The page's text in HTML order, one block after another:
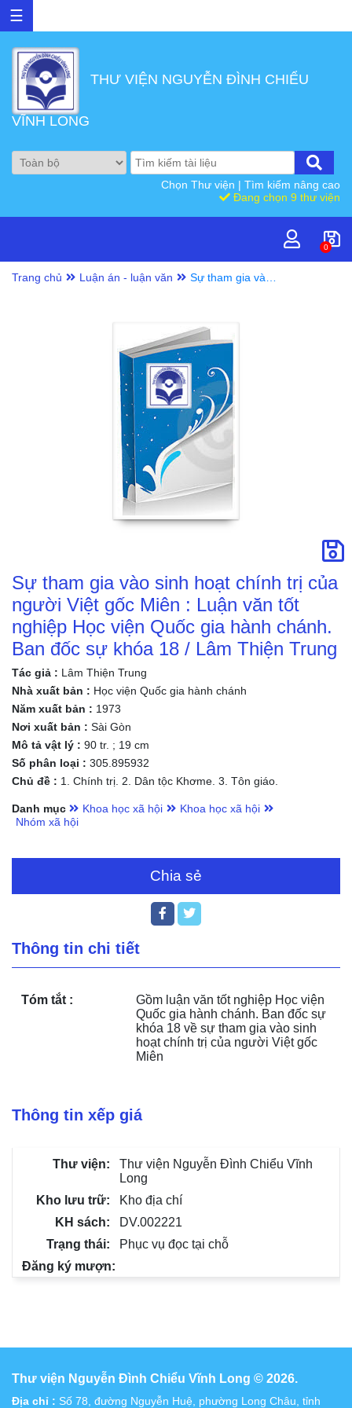
☰
THƯ VIỆN NGUYỄN ĐÌNH CHIỂU
VĨNH LONG
Chọn Thư viện | Tìm kiếm nâng cao
Đang chọn 9 thư viện
0
Trang chủ Luận án - luận văn
Sự tham gia vào
văn tốt nghiệp
Học viện Quốc
gia hành chánh.
Ban đốc sự khóa
18 / Lâm Thiện
Trung
Sự tham gia vào sinh hoạt chính trị của
người Việt gốc Miên : Luận văn tốt
nghiệp Học viện Quốc gia hành chánh.
Ban đốc sự khóa 18 / Lâm Thiện Trung
Tác giả : Lâm Thiện Trung
Nhà xuất bản : Học viện Quốc gia hành chánh
Năm xuất bản : 1973
Nơi xuất bản : Sài Gòn
Mô tả vật lý : 90 tr. ; 19 cm
Số phân loại : 305.895932
Chủ đề : 1. Chính trị. 2. Dân tộc Khơme. 3. Tôn giáo.
Danh mục Khoa học xã hội
Khoa học xã hội
Nhóm xã hội
Chia sẻ
Thông tin chi tiết
Tóm tắt :
Gồm luận văn tốt nghiệp Học viện
Quốc gia hành chánh. Ban đốc sự
khóa 18 về sự tham gia vào sinh
hoạt chính trị của người Việt gốc
Miên
Thông tin xếp giá
Thư viện Nguyễn Đình Chiểu Vĩnh
Long
Kho địa chí
DV.002221
Phục vụ đọc tại chỗ
Thư viện Nguyễn Đình Chiểu Vĩnh Long © 2026.
Địa chỉ : Số 78, đường Nguyễn Huệ, phường Long Châu, tỉnh